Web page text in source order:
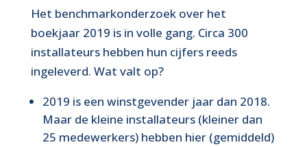
Het benchmarkonderzoek over het
boekjaar 2019 is in volle gang. Circa 300
installateurs hebben hun cijfers reeds
ingeleverd. Wat valt op?
2019 is een winstgevender jaar dan 2018.
Maar de kleine installateurs (kleiner dan
25 medewerkers) hebben hier (gemiddeld)